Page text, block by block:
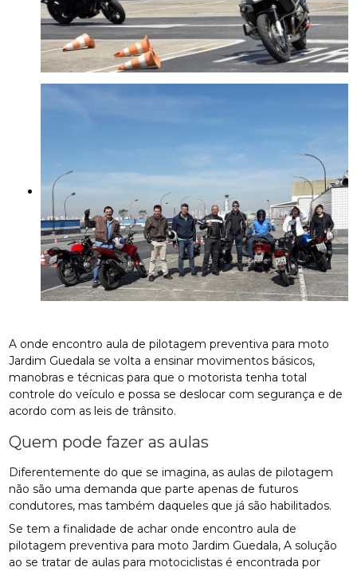
A onde encontro aula de pilotagem preventiva para moto
Jardim Guedala se volta a ensinar movimentos básicos,
manobras e técnicas para que o motorista tenha total
controle do veículo e possa se deslocar com segurança e de
acordo com as leis de trânsito.
Quem pode fazer as aulas
Diferentemente do que se imagina, as aulas de pilotagem
não são uma demanda que parte apenas de futuros
condutores, mas também daqueles que já são habilitados.
Se tem a finalidade de achar onde encontro aula de
pilotagem preventiva para moto Jardim Guedala, A solução
ao se tratar de aulas para motociclistas é encontrada por